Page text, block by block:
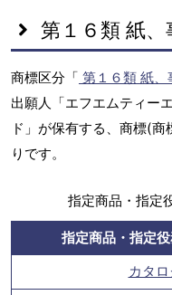
第１６類 紙、
商標区分「 第１６類 紙、
出願人「エフエムティー
ド」が保有する、商標(
りです。
指定商品・指定
指定商品・指定
カタ